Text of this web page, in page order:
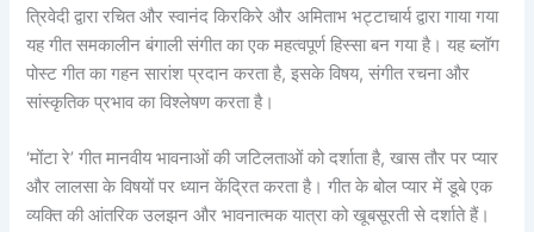
त्रिवेदी द्वारा रचित और स्वानंद किरकिरे और अमिताभ भट्टाचार्य द्वारा गाया गया
यह गीत समकालीन बंगाली संगीत का एक महत्वपूर्ण हिस्सा बन गया है। यह ब्लॉग
पोस्ट गीत का गहन सारांश प्रदान करता है, इसके विषय, संगीत रचना और
सांस्कृतिक प्रभाव का विश्लेषण करता है।
‘मोंटा रे’ गीत मानवीय भावनाओं की जटिलताओं को दर्शाता है, खास तौर पर प्यार
और लालसा के विषयों पर ध्यान केंद्रित करता है। गीत के बोल प्यार में डूबे एक
व्यक्ति की आंतरिक उलझन और भावनात्मक यात्रा को खूबसूरती से दर्शाते हैं।